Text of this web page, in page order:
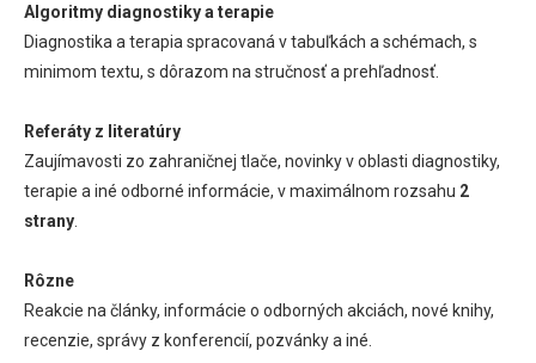
Algoritmy diagnostiky a terapie
Diagnostika a terapia spracovaná v tabuľkách a schémach, s
minimom textu, s dôrazom na stručnosť a prehľadnosť.
Referáty z literatúry
Zaujímavosti zo zahraničnej tlače, novinky v oblasti diagnostiky,
terapie a iné odborné informácie, v maximálnom rozsahu 2
strany
Rôzne
Reakcie na články, informácie o odborných akciách, nové knihy,
recenzie, správy z konferencií, pozvánky a iné.